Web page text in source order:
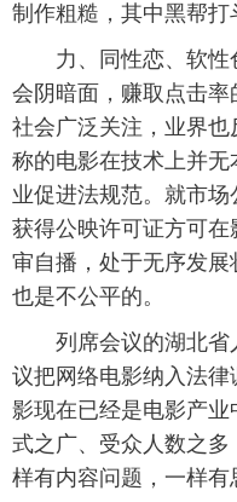
制作粗糙，其中黑帮
力、同性恋、软性
会阴暗面，赚取点击率
社会广泛关注，业界
称的电影在技术上并
业促进法规范。就市
获得公映许可证方可
审自播，处于无序发
也是不公平的。
列席会议的湖北省
议把网络电影纳入法
影现在已经是电影产
式之广、受众人数之
样有内容问题，一样有